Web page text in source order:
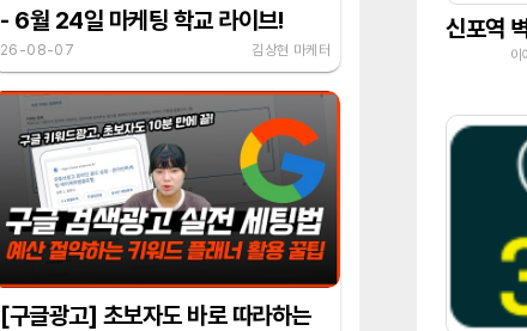
- 6월 24일 마케팅 학교 라이브!
26-08-07 김상현 마케터
[구글광고] 초보자도 바로 따라하는
이